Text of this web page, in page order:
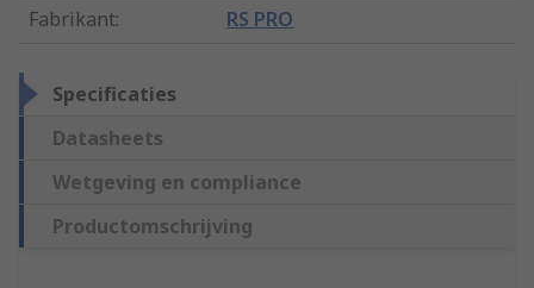
Fabrikant: RS PRO
Specificaties
Datasheets
Wetgeving en compliance
Productomschrijving